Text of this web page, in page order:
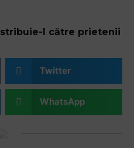
l către prietenii
Twitter
WhatsApp